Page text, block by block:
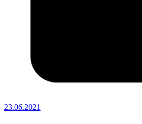
23.06.2021